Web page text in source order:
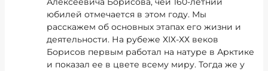
юбилей отмечается в этом году. Мы
расскажем об основных этапах его жизни и
деятельности. На рубеже ХIХ-ХХ веков
Борисов первым работал на натуре в Арктике
и показал ее в цвете всему миру. Тогда же у